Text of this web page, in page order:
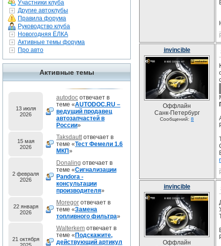
Участники клуба
Другие автоклубы
Правила форума
Руководство клуба
Новогодняя ЁЛКА
Активные темы форума
Про авто
Активные темы
13 июля
2026
autodoc отвечает в
теме «AUTODOC.RU –
ведущий продавец
автозапчастей в
России»
15 мая
2026
Taksdauttотвечает в
теме «Тест Фемели 1.6
МКП»
2 февраля
2026
Donaling отвечает в
теме «Сигнализации
Pandora -
консультации
производителя»
22 января
2026
Moregor отвечает в
теме «Замена
топливного фильтра»
21 октября
Walterkem отвечает в
теме « Подскажите,
действующий артикул
invincible
Оффлайн
Санк-Петербург
Сообщений: 8
invincible
Оффлайн